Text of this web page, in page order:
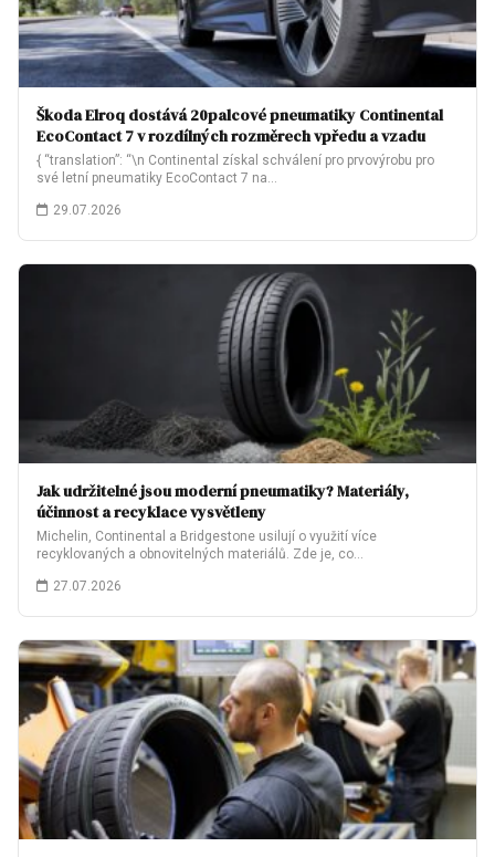
Škoda Elroq dostává 20palcové pneumatiky Continental
EcoContact 7 v rozdílných rozměrech vpředu a vzadu
{ “translation”: “\n Continental získal schválení pro prvovýrobu pro
své letní pneumatiky EcoContact 7 na…
29.07.2026
Jak udržitelné jsou moderní pneumatiky? Materiály,
účinnost a recyklace vysvětleny
Michelin, Continental a Bridgestone usilují o využití více
recyklovaných a obnovitelných materiálů. Zde je, co…
27.07.2026